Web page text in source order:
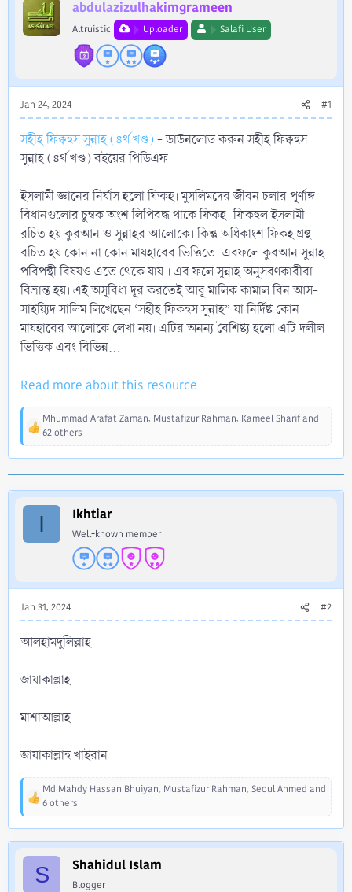
abdulazizulhakimgrameen
Altruistic Uploader Salafi User
Jan 24, 2024 #1
সহীহ ফিক্বহুস সুন্নাহ (৪র্থ খণ্ড)- ডাউনলোড করুন সহীহ ফিক্বহুস
সুন্নাহ (৪র্থ খণ্ড) বইয়ের পিডিএফ
ইসলামী জ্ঞানের নির্যাস হলো ফিকহ। মুসলিমদের জীবন চলার পূর্ণাঙ্গ
বিধানগুলোর চুম্বক অংশ লিপিবদ্ধ থাকে ফিকহ। ফিকহুল ইসলামী
রচিত হয় কুরআন ও সুন্নাহর আলোকে। কিন্তু অধিকাংশ ফিকহ গ্রন্থ
রচিত হয় কোন না কোন মাযহাবের ভিত্তিতে। এরফলে কুরআন সুন্নাহ
পরিপন্থী বিষয়ও এতে থেকে যায় । এর ফলে সুন্নাহ অনুসরণকারীরা
বিভ্রান্ত হয়। এই অসুবিধা দূর করতেই আবূ মালিক কামাল বিন আস-
সাইয়্যিদ সালিম লিখেছেন ‘সহীহ ফিকহুস সুন্নাহ” যা নির্দিষ্ট কোন
মাযহাবের আলোকে লেখা নয়। এটির অনন্য বৈশিষ্ট্য হলো এটি দলীল
ভিত্তিক এবং বিভিন্ন...
Read more about this resource...
R
e
a
c
t
i
s
Mhummad Arafat Zaman, Mustafizur Rahman, Kameel Sharifand
62 others
I Ikhtiar
Well-known member
Jan 31, 2024 #2
আলহামদুলিল্লাহ
জাযাকাল্লাহ
মাশাআল্লাহ
জাযাকাল্লাহু খাইরান
R
e
a
c
t
Md Mahdy Hassan Bhuiyan, Mustafizur Rahman, Seoul Ahmed and
6 others
S Shahidul Islam
Blogger